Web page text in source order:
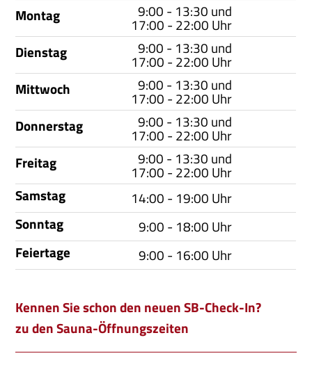
Montag 9:00 - 13:30 und
17:00 - 22:00 Uhr
Dienstag
9:00 - 13:30 und
17:00 - 22:00 Uhr
Mittwoch
9:00 - 13:30 und
17:00 - 22:00 Uhr
Donnerstag
9:00 - 13:30 und
17:00 - 22:00 Uhr
Freitag
9:00 - 13:30 und
17:00 - 22:00 Uhr
Samstag
14:00 - 19:00 Uhr
Sonntag
9:00 - 18:00 Uhr
Feiertage
9:00 - 16:00 Uhr
Kennen Sie schon den neuen SB-Check-In?
zu den Sauna-Öffnungszeiten